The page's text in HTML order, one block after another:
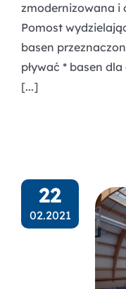
zmodernizowana i
Pomost
basen
pływać * basen
[...]
22
02.2021